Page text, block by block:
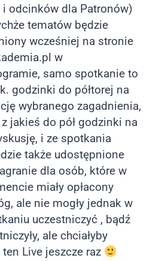
i odcinków dla Patronów)
tematów będzie
wcześniej na stronie
w
samo spotkanie to
godzinki do półtorej na
wybranego zagadnienia,
jakieś do pół godzinki na
i ze spotkania
także udostępnione
dla osób, które w
miały opłacony
ale nie mogły jednak w
uczestniczyć , bądź
ale chciałyby
Live jeszcze raz